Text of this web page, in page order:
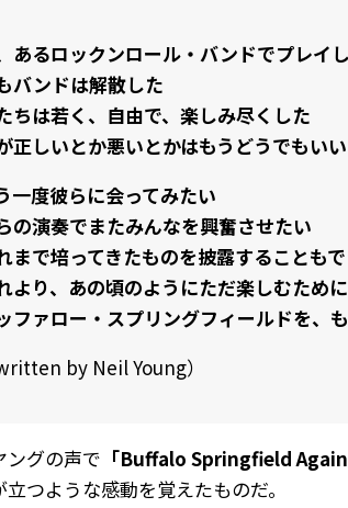
あるロックンロール・バンドでプレイ
バンドは解散した
ちは若く、自由で、楽しみ尽くした
正しいとか悪いとかはもうどうでもいい
一度彼らに会ってみたい
の演奏でまたみんなを興奮させたい
まで培ってきたものを披露することも
より、あの頃のようにただ楽しむため
ファロー・スプリングフィールドを、
written by Neil Young）
ングの声で 「Buffalo Springfield Again
立つような感動を覚えたものだ。